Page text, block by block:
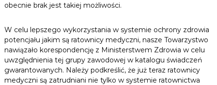
obecnie brak jest takiej możliwości.
W celu lepszego wykorzystania w systemie ochrony zdrowia
potencjału jakim są ratownicy medyczni, nasze Towarzystwo
nawiązało korespondencję z Ministerstwem Zdrowia w celu
uwzględnienia tej grupy zawodowej w katalogu świadczeń
gwarantowanych. Należy podkreślić, że już teraz ratownicy
medyczni są zatrudniani nie tylko w systemie ratownictwa